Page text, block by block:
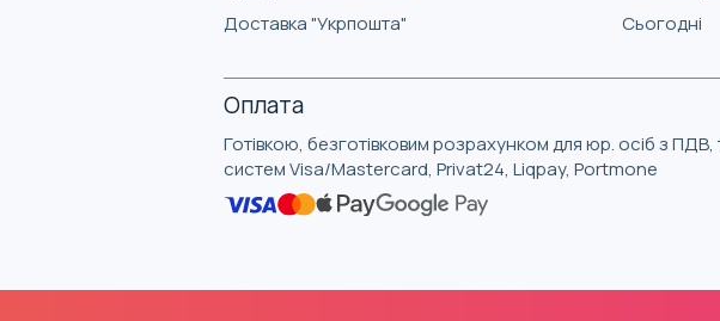
Доставка "Укрпошта"
Сьогодні
Оплата
Готівкою, безготівковим розрахунком для юр. осіб з
систем Visa/Mastercard, Privat24, Liqpay, Portmone